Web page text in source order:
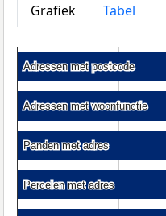
Grafiek
Tabel
Adressen met postcode
Adressen met postcode
Adressen met woonfunctie
Adressen met woonfunctie
Panden met adres
Panden met adres
Percelen met adres
Percelen met adres